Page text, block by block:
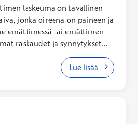
laskeuma on tavallinen
jonka oireena on paineen ja
emättimessä tai emättimen
raskaudet ja synnytykset
ja emätintä
heikentyminen
synnylle. Jos emättimessä
Lue lisää